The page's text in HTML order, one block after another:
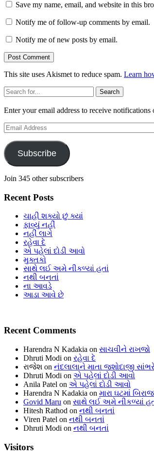
Save my name, email, and website in this
Notify me of follow-up comments by email.
Notify me of new posts by email.
This site uses Akismet to reduce spam. Learn
Sidebar
Search
Enter your email address to receive notifications
Email
Address
Subscribe
Join 345 other subscribers
Recent Posts
ચાહી શક્યો છું ક્યાં
ફાવ્યું નહીં
નહીં લાગે
રહેવા દે
એ પહેલાં દોડી આવો
મુક્તકો
સાથે લઈ અમે નીકળ્યાં હતાં
નથી બનતાં
ના આવડે
આડા આવે છે
Recent Comments
Harendra N Kadakia on સાચવીને રાખજો
Dhruti Modi on રહેવા દે
રાજેશ on નંદલાલાને માતા જશોદાજી
Dhruti Modi on એ પહેલાં દોડી આવો
Anila Patel on એ પહેલાં દોડી આવો
Harendra N Kadakia on મારા ઘટમાં
Govid Maru on સાથે લઈ અમે નીકળ્યાં
Hitesh Rathod on નથી બનતાં
Viren Patel on નથી બનતાં
Dhruti Modi on નથી બનતાં
Visitors